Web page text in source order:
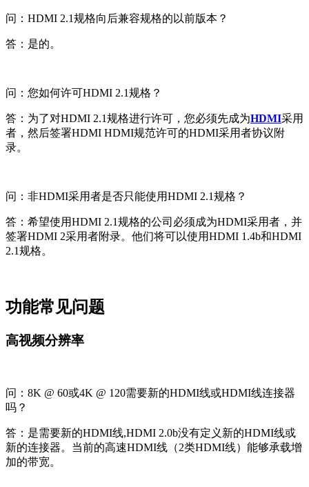
问：HDMI 2.1规格向后兼容规格的以前版本？
答：是的。
问：您如何许可HDMI 2.1规格？
答：为了对HDMI 2.1规格进行许可，您必须先成为HDMI采用
者，然后签署HDMI HDMI规范许可的HDMI采用者协议附
录。
问：非HDMI采用者是否只能使用HDMI 2.1规格？
答：希望使用HDMI 2.1规格的公司必须成为HDMI采用者，并
签署HDMI 2采用者附录。他们将可以使用HDMI 1.4b和HDMI
2.1规格。
功能常见问题
高视频分辨率
问：8K @ 60或4K @ 120需要新的HDMI线或HDMI线连接器
吗？
答：是需要新的HDMI线,HDMI 2.0b没有定义新的HDMI线或
新的连接器。当前的高速HDMI线（2类HDMI线）能够承载增
加的带宽。